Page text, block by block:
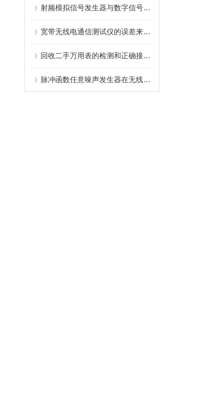
射频模拟信号发生器与数字信号处理的结合
宽带无线电通信测试仪的误差来源及校准技术
回收二手万用表的检测和正确接线介绍
脉冲函数任意噪声发生器在无线通信测试中的应用